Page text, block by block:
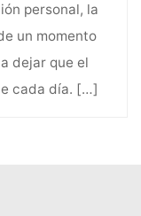
personal, la
un momento
dejar que el
cada día. […]